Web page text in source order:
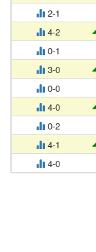
2-1
4-2
0-1
3-0
0-0
4-0
0-2
4-1
4-0